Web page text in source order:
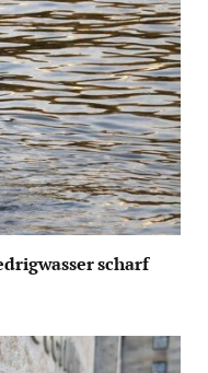
scharf